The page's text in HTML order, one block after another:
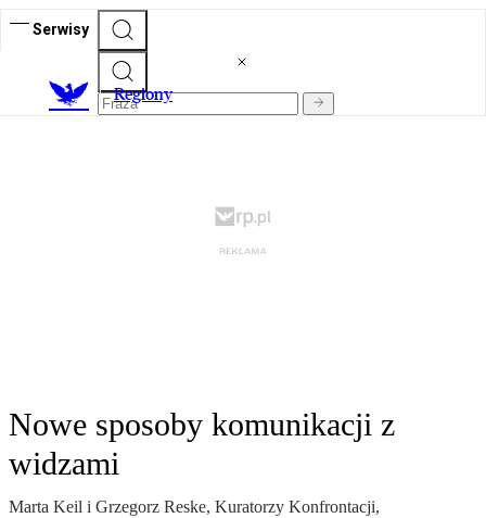
Serwisy
Regiony
Nowe sposoby komunikacji z
widzami
Marta Keil i Grzegorz Reske, Kuratorzy Konfrontacji,